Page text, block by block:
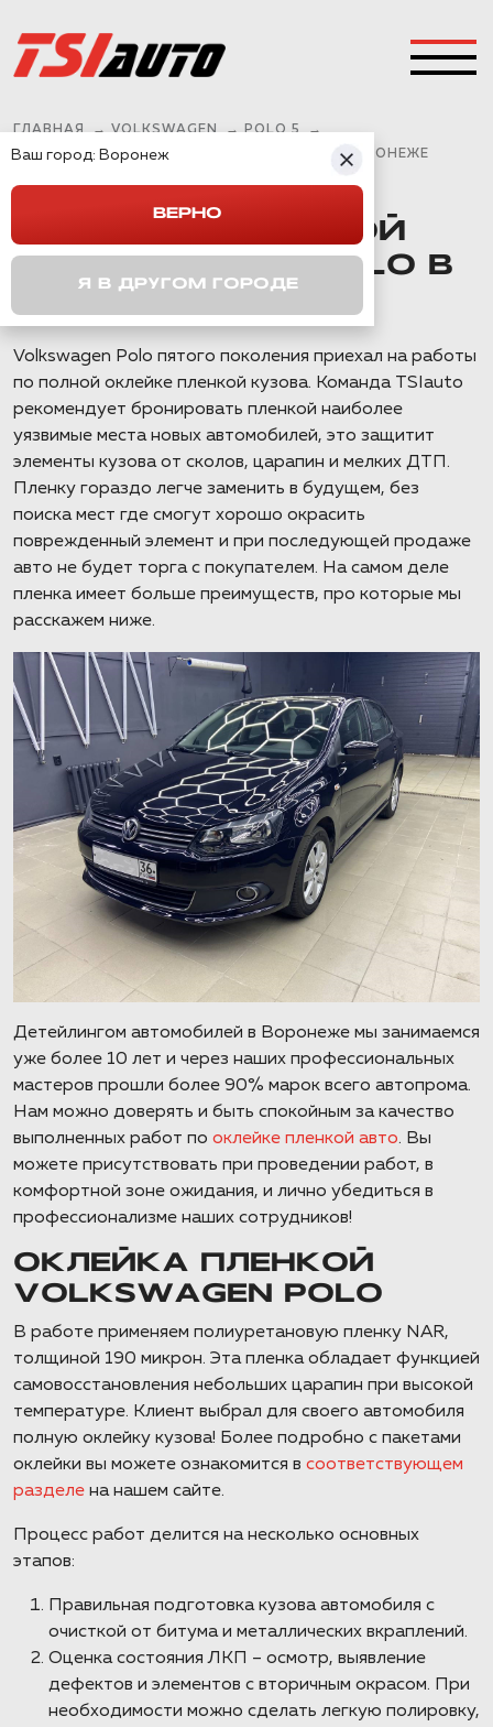
ГЛАВНАЯ → VOLKSWAGEN → POLO 5 →
ОКЛЕЙКА ПЛЕНКОЙ VOLKSWAGEN POLO В ВОРОНЕЖЕ
ОКЛЕЙКА ПЛЕНКОЙ
VOLKSWAGEN POLO В
Volkswagen Polo пятого поколения приехал на работы
по полной оклейке пленкой кузова. Команда TSIauto
рекомендует бронировать пленкой наиболее
уязвимые места новых автомобилей, это защитит
элементы кузова от сколов, царапин и мелких ДТП.
Пленку гораздо легче заменить в будущем, без
поиска мест где смогут хорошо окрасить
поврежденный элемент и при последующей продаже
авто не будет торга с покупателем. На самом деле
пленка имеет больше преимуществ, про которые мы
расскажем ниже.
Детейлингом автомобилей в Воронеже мы занимаемся
уже более 10 лет и через наших профессиональных
мастеров прошли более 90% марок всего автопрома.
Нам можно доверять и быть спокойным за качество
выполненных работ по оклейке пленкой авто. Вы
можете присутствовать при проведении работ, в
комфортной зоне ожидания, и лично убедиться в
профессионализме наших сотрудников!
ОКЛЕЙКА ПЛЕНКОЙ
VOLKSWAGEN POLO
В работе применяем полиуретановую пленку NAR,
толщиной 190 микрон. Эта пленка обладает функцией
самовосстановления небольших царапин при высокой
температуре. Клиент выбрал для своего автомобиля
полную оклейку кузова! Более подробно с пакетами
оклейки вы можете ознакомится в соответствующем
разделе на нашем сайте.
Процесс работ делится на несколько основных
этапов:
Правильная подготовка кузова автомобиля с
очисткой от битума и металлических вкраплений.
Оценка состояния ЛКП – осмотр, выявление
дефектов и элементов с вторичным окрасом. При
необходимости можно сделать легкую полировку,
Ваш город: Воронеж
ВЕРНО
Я В ДРУГОМ ГОРОДЕ